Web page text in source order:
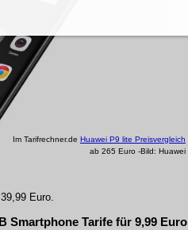
Im Tarifrechner.de Huawei P9 lite Preisvergleich
ab 265 Euro -Bild: Huawei
Euro.
Smartphone Tarife für 9,99 Euro